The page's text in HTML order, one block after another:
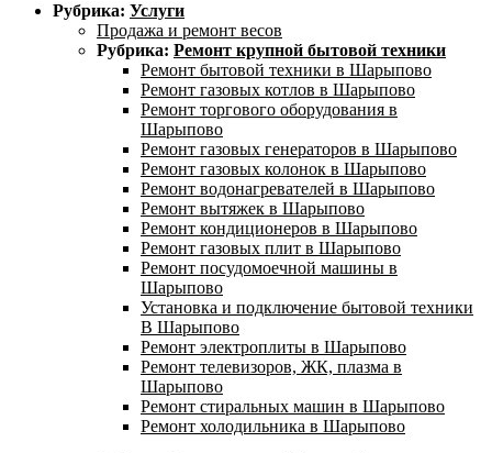
Рубрика: Услуги
Продажа и ремонт весов
Рубрика: Ремонт крупной бытовой техники
Ремонт бытовой техники в Шарыпово
Ремонт газовых котлов в Шарыпово
Ремонт торгового оборудования в
Шарыпово
Ремонт газовых генераторов в Шарыпово
Ремонт газовых колонок в Шарыпово
Ремонт водонагревателей в Шарыпово
Ремонт вытяжек в Шарыпово
Ремонт кондиционеров в Шарыпово
Ремонт газовых плит в Шарыпово
Ремонт посудомоечной машины в
Шарыпово
Установка и подключение бытовой техники
В Шарыпово
Ремонт электроплиты в Шарыпово
Ремонт телевизоров, ЖК, плазма в
Шарыпово
Ремонт стиральных машин в Шарыпово
Ремонт холодильника в Шарыпово